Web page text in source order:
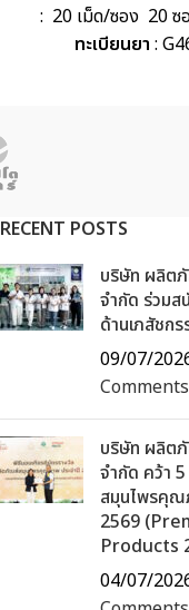
: 20 เม็ด/ซอง 20 ซ
ทะเบียนยา :
RECENT POSTS
บริษัท ผลิต
จำกัด ร่วมส
ด้านเภสัชกร
09/07/
Comments
บริษัท ผลิต
จำกัด คว้า
สมุนไพรคุณ
2569
Products
04/07/